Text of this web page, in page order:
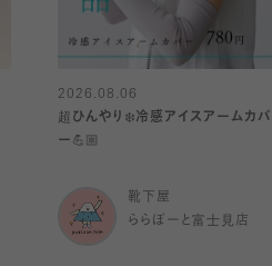
2026.08.06
超ひんやり❄️冷感アイスアームカバ
ー💪🏼
靴下屋
ららぽーと富士見店